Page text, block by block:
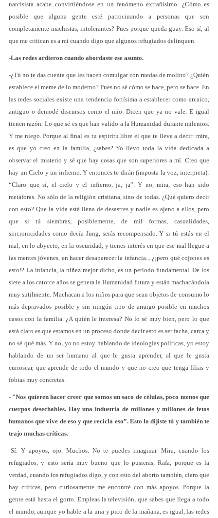
narcisista acabe convirtiéndose en un fenómeno extrañísimo. ¿Cómo es
posible que alguna gente esté patrocinando a personas que son
completamente machistas, intolerantes? Pues porque queda guay. Eso sí, al
que me critican es a mi cuando digo que algunos refugiados delinquen.
-Las redes ardieron cuando abordaste ese asunto.
-¿Tú no te das cuenta que les hacen comulgar con ruedas de molino? ¿Quién
establece el meme de lo moderno? Pues no sé cómo se hace, pero se hace. En
las redes sociales existe una tendencia fortísima a establecer como arcaico,
antiguo o demodé discursos como el mío. Dicen que ya no vale. E igual
tienen razón. Lo que sé es que han valido a la Humanidad durante milenios.
Y me niego. Porque al final es tu espíritu libre el que te lleva a decir: mira,
es que yo creo en la familia, ¿sabes? Yo llevo toda la vida dedicada a
observar el misterio y sé que hay cosas que son superiores a mí. Creo que
hay un Cielo y un infierno. Y entonces te dirán (imposta la voz, interpreta):
“Claro que sí, el cielo y el infierno, ja, ja”. Y no, mira, eso han sido
metáforas. No sólo de la religión cristiana, sino de todas. ¿Qué quiero decir
con esto? Que la vida está llena de desastres y nadie es ajeno a ellos, pero
que si tú siembras, posiblemente, de mil formas, casualidades,
sincronicidades como decía Jung, serás recompensado. Y si tú estás en el
mal, en lo abyecto, en la oscuridad, y tienes interés en que ese mal llegue a
las mentes jóvenes, en hacer desaparecer la infancia... ¿¡pero qué cojones es
esto!? La infancia, la niñez mejor dicho, es un periodo fundamental. De los
siete a los catorce años se genera la Humanidad futura y están machacándola
muy sutilmente. Machacan a los niños para que sean objetos de consumo lo
más depravados posible y sin ningún tipo de arraigo posible en muchos
casos con la familia. ¿A quién le interesa? No lo sé muy bien, pero lo que
está claro es que estamos en un proceso donde decir esto es ser facha, carca y
no sé qué más. Y no, yo no estoy hablando de ideologías políticas, yo estoy
hablando de un ser humano al que le gusta aprender, al que le gusta
curiosear, que aprende de todo el mundo y que no creo que tenga filias y
fobias muy concretas.
- "Nos quieren hacer creer que somos un saco de células, poco menos que
cuerpos desechables. Hay una industria de millones y millones de fetos
humanos que vive de eso y que recicla eso”. Esto lo dijiste tú y también te
trajo muchas críticas.
-Sí. Y apoyos, ojo. Muchos. No te puedes imaginar. Mira, cuando los
refugiados, y esto sería muy bueno que lo pusieras, Rafa, porque es la
verdad, cuando los refugiados digo, y con esto del aborto también, claro que
hay críticas, pero curiosamente me encontré con más apoyos. Porque la
gente está hasta el gorro. Empleas la televisión, que sabes que llega a todo
el mundo, aunque yo hable a la una y pico de la mañana, es igual, las redes